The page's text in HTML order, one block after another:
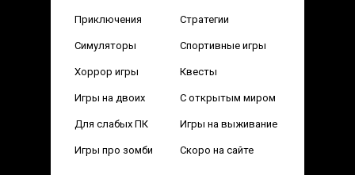
Приключения Стратегии
Симуляторы Спортивные игры
Хоррор игры Квесты
Игры на двоих С открытым миром
Для слабых ПК Игры на выживание
Игры про зомби Скоро на сайте